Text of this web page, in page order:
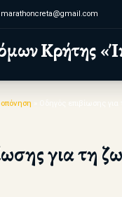
marathoncreta@gmail.com
Κρήτης
για τη